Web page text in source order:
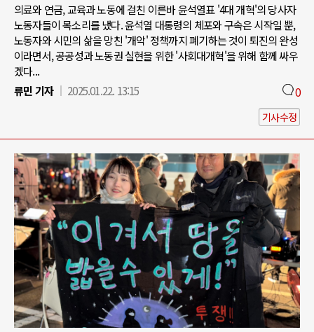
의료와 연금, 교육과 노동에 걸친 이른바 윤석열표 '4대 개혁'의 당사자
노동자들이 목소리를 냈다. 윤석열 대통령의 체포와 구속은 시작일 뿐,
노동자와 시민의 삶을 망친 '개악' 정책까지 폐기하는 것이 퇴진의 완성
이라면서, 공공성과 노동권 실현을 위한 '사회대개혁'을 위해 함께 싸우
겠다...
류민 기자
2025.01.22. 13:15 0
기사수정